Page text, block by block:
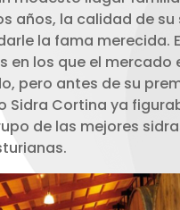
años, la calidad de su
la fama merecida.
en los que el mercado
pero antes de su
Sidra Cortina ya
de las mejores